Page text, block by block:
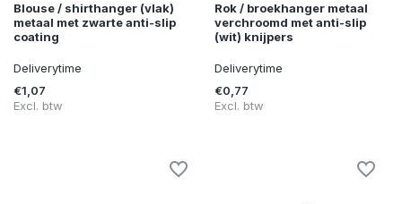
Blouse / shirthanger (vlak)
metaal met zwarte anti-slip
coating
Deliverytime
€1,07
Excl. btw
Rok / broekhanger metaal
verchroomd met anti-slip
(wit) knijpers
Deliverytime
€0,77
Excl. btw